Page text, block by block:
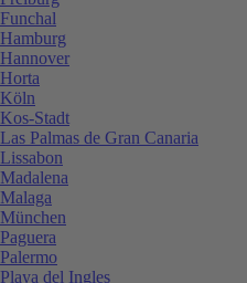
Funchal
Hamburg
Hannover
Horta
Köln
Kos-Stadt
Las Palmas de Gran Canaria
Lissabon
Madalena
Malaga
München
Paguera
Palermo
Playa del Ingles